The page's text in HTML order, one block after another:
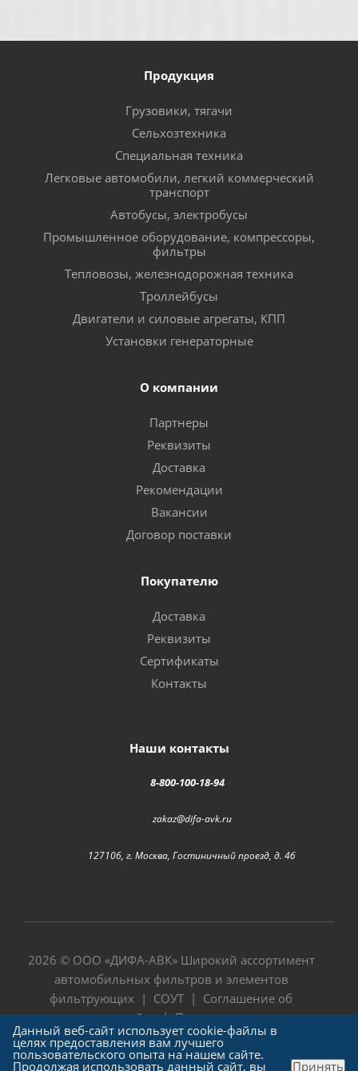
Продукция
Грузовики, тягачи
Сельхозтехника
Специальная техника
Легковые автомобили, легкий коммерческий
транспорт
Автобусы, электробусы
Промышленное оборудование, компрессоры,
фильтры
Тепловозы, железнодорожная техника
Троллейбусы
Двигатели и силовые агрегаты, КПП
Установки генераторные
О компании
Партнеры
Реквизиты
Доставка
Рекомендации
Вакансии
Договор поставки
Покупателю
Доставка
Реквизиты
Сертификаты
Контакты
Наши контакты
8-800-100-18-94
zakaz@difa-avk.ru
127106, г. Москва, Гостиничный проезд, д. 4б
2026 © ООО «ДИФА-АВК» Широкий ассортимент
автомобильных фильтров и элементов
фильтрующих | СОУТ | Соглашение об
использовании сайта|Политика в отношении
обработки персональных данных
Данный веб-сайт использует cookie-файлы в
целях предоставления вам лучшего
пользовательского опыта на нашем сайте.
Продолжая использовать данный сайт, вы Принять